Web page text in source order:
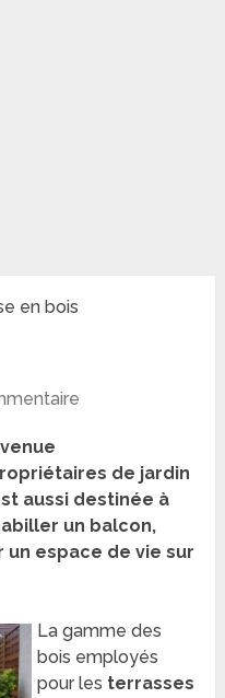
en bois
de jardin
aussi destinée à
un balcon,
espace de vie sur
La gamme des
bois employés
pour les terrasses